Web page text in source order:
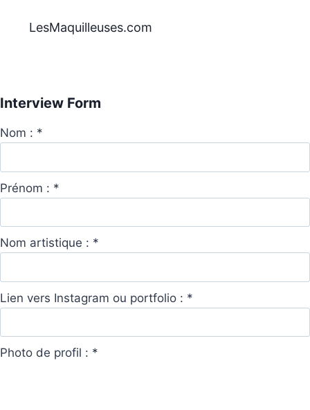
LesMaquilleuses.com
Interview Form
Nom : *
Prénom : *
Nom artistique : *
Lien vers Instagram ou portfolio : *
Photo de profil : *